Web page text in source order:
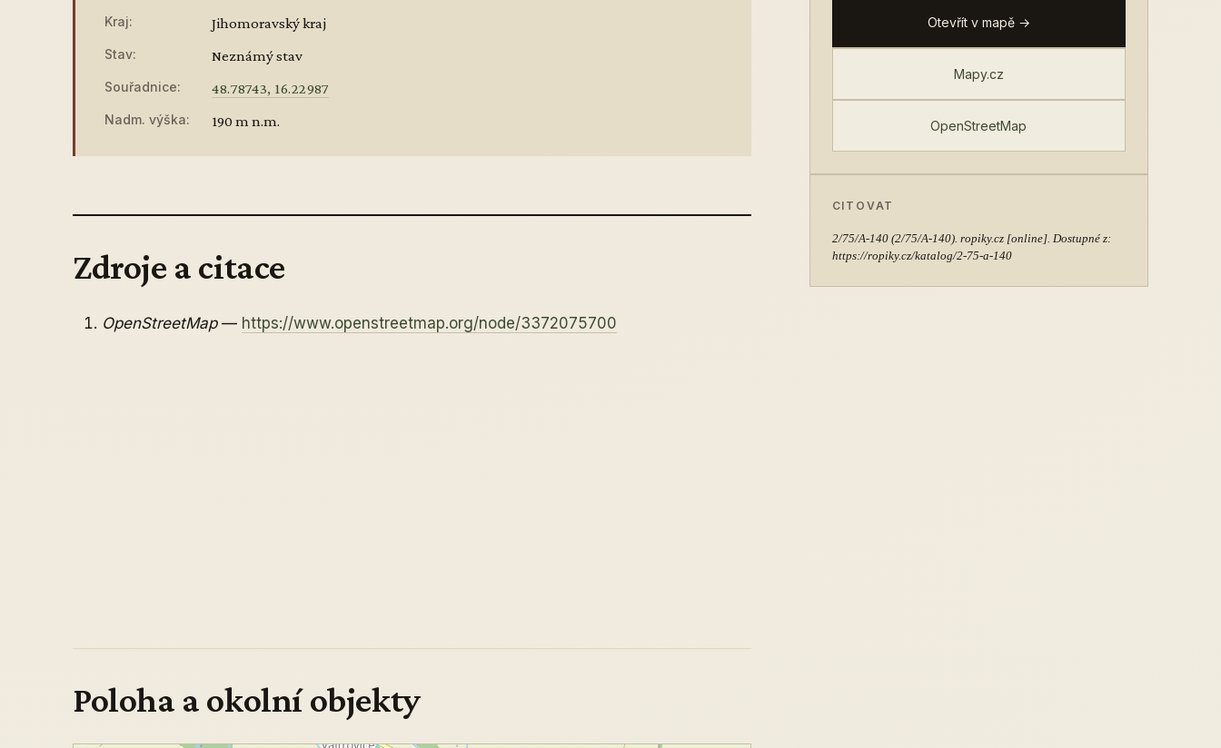
Kraj: Jihomoravský kraj
Stav: Neznámý stav
Souřadnice: 48.78743, 16.22987
Nadm. výška: 190 m n.m.
Zdroje a citace
OpenStreetMap— https://www.openstreetmap.org/node/3372075700
Poloha a okolní objekty
Otevřít v mapě →
Mapy.cz
OpenStreetMap
CITOVAT
2/75/A-140(2/75/A-140). ropiky.cz [online]. Dostupné z:
https://ropiky.cz/katalog/2-75-a-140